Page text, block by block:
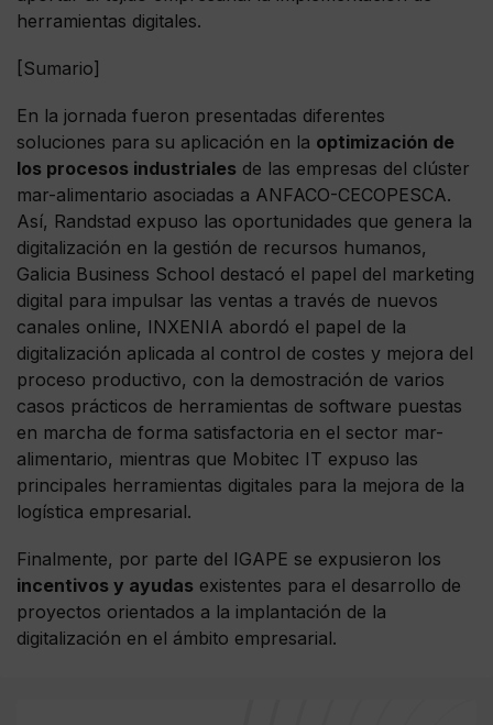
herramientas digitales.
[Sumario]
En la jornada fueron presentadas diferentes
soluciones para su aplicación en la optimización de
los procesos industriales de las empresas del clúster
mar-alimentario asociadas a ANFACO-CECOPESCA.
Así, Randstad expuso las oportunidades que genera la
digitalización en la gestión de recursos humanos,
Galicia Business School destacó el papel del marketing
digital para impulsar las ventas a través de nuevos
canales online, INXENIA abordó el papel de la
digitalización aplicada al control de costes y mejora del
proceso productivo, con la demostración de varios
casos prácticos de herramientas de software puestas
en marcha de forma satisfactoria en el sector mar-
alimentario, mientras que Mobitec IT expuso las
principales herramientas digitales para la mejora de la
logística empresarial.
Finalmente, por parte del IGAPE se expusieron los
incentivos y ayudas existentes para el desarrollo de
proyectos orientados a la implantación de la
digitalización en el ámbito empresarial.